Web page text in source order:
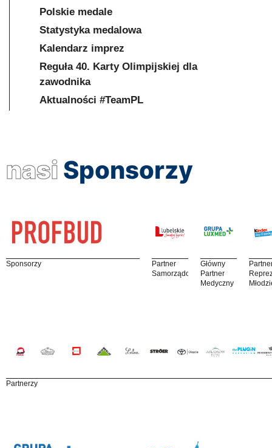
Polskie medale
Statystyka medalowa
Kalendarz imprez
Reguła 40. Karty Olimpijskiej dla
zawodnika
Aktualności #TeamPL
nasi Sponsorzy
Sponsorzy
Partner
Samorządowy
Główny
Partner
Medyczny
Partnerzy